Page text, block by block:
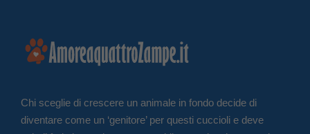
Chi sceglie di crescere un animale in fondo decide di
diventare come un ‘genitore’ per questi cuccioli e deve